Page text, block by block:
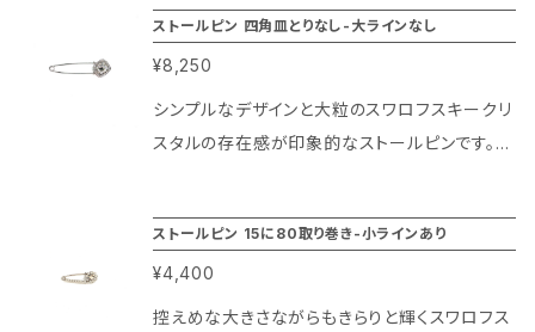
輝きを放ちます！ 大きめのストールピンは秋冬
の厚手のマフラーや大判ストール、コートのアク
セントにもぴったりです。また、バッグや帽子等の
小物のアクセントとしてもお楽しみ頂ける便利
ストールピン 四角皿とりなし-大ラインなし
¥8,250
シンプルなデザインと大粒のスワロフスキークリ
スタルの存在感が印象的なストールピンです。
あるデザインになっています。 ピン部分が大きめ
に作られているので厚手のマフラーや大判スト
ール等の秋冬アイテムとの組み合わせがしやす
ストールピン 15に80取り巻き-小ラインあり
¥4,400
控えめな大きさながらもきらりと輝くスワロフス